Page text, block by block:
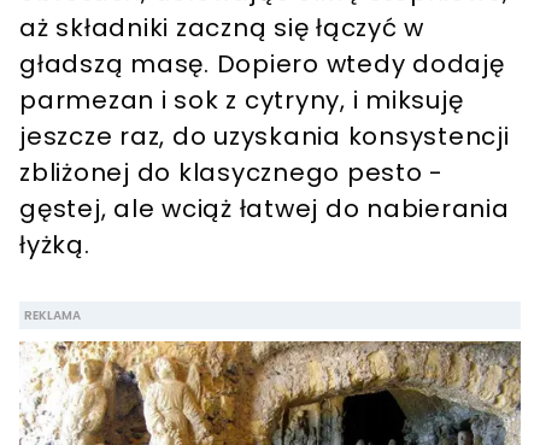
aż składniki zaczną się łączyć w
gładszą masę. Dopiero wtedy dodaję
parmezan i sok z cytryny, i miksuję
jeszcze raz, do uzyskania konsystencji
zbliżonej do klasycznego pesto -
gęstej, ale wciąż łatwej do nabierania
łyżką.